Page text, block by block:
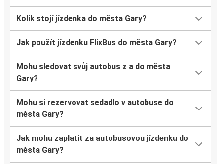
Kolik stojí jízdenka do města Gary?
Jak použít jízdenku FlixBus do města Gary?
Mohu sledovat svůj autobus z a do města
Gary?
Mohu si rezervovat sedadlo v autobuse do
města Gary?
Jak mohu zaplatit za autobusovou jízdenku do
města Gary?